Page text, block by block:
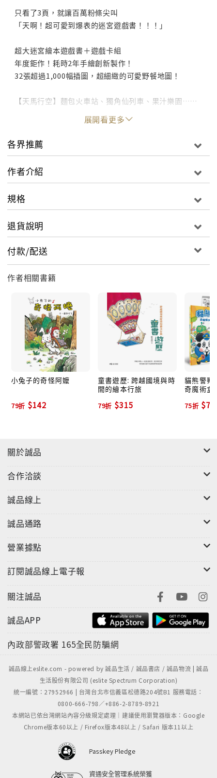
只看了3頁，就讓百萬粉條尖叫
「天啊！超可愛到爆表的迷宮遊戲書！！！」
超大迷宮繪本遊戲書＋遊戲卡組
年度鉅作！耗時2年手繪創新製作！
32張超過1,000幅插圖，超細緻的可愛野餐地圖！
【天馬行空】麵包火車站、獨角仙列車、果汁樂園……
【實在太扯】是繪本也是遊戲書，可翻摺可展開，超大
迷宮展開超過76x94公分
【太有趣啦】唯一創新設計！透過不斷將書翻摺、展
【很傷腦筋】搭配遊戲卡與著色本，馬上動動腦一起
【擦了再畫】遊戲卡為上光材質，搭配水性白板筆，讓
來自繪本作家信子從企劃到繪製一手包辦，
取材至《小兔子的奇怪阿嬤》中，所延伸發想的繪本遊
戲書。
這是一本與眾不同的迷宮遊戲書。打破以往迷宮只能玩
過一次就結束的無趣，作者極具巧思的創新設計，讓原
本看似簡單的迷宮書，跟著小兔子走迷宮時，只要透過
不斷將書翻摺、攤開、改變翻頁的順序與開口方向，迷
宮的路線就會跟著千變萬化，更能夠將整本書３２頁地
圖，完全展開成超大尺寸76x104公分。
小兔子想要去找奇怪阿嬤野餐，邀請好朋友小狐狸和小
狸貓一起出發，就在經過奇怪森林時，不知不覺就像走
進大迷宮一樣，眼前多了許多錯綜複雜的道路，還出現
上課讀書好累！根本不想動腦！
隨書附有小懶蟲動腦遊戲卡＋小懶蟲黑白畫著色書手冊
和擦拭。）
展開看更多
各界推薦
作者介紹
規格
退貨說明
付款/配送
作者相關書籍
小兔子的奇怪阿嬤
79折 $142
童書遊歷: 跨越國境與時
間的繪本行旅
79折 $315
貓熊警察
奇魔術盒
75折
關於誠品
合作洽談
誠品線上
誠品通路
營業據點
訂閱誠品線上電子報
關注誠品
誠品APP
內政部警政署 165全民防騙網
誠品線上eslite.com - powered by 誠品生活 / 誠品書店 / 誠品物流 | 誠品
生活股份有限公司 (eslite Spectrum Corporation)
統一編號：27952966 | 台灣台北市信義區松德路204號B1 服務電話：
0800-666-798／+886-2-8789-8921
本網站已依台灣網站內容分級規定處理｜建議使用瀏覽器版本：Google
Chrome版本60以上 / Firefox版本48以上 / Safari 版本11以上
Passkey Pledge
資通安全管理系統榮獲